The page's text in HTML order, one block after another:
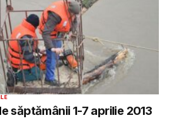
săptămânii 1-7 aprilie 2013